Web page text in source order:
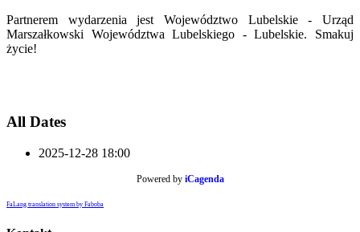
Partnerem wydarzenia jest Województwo Lubelskie - Urząd
Marszałkowski Województwa Lubelskiego - Lubelskie. Smakuj
życie!
All Dates
2025-12-28 18:00
Powered by iCagenda
FaLang translation system by Faboba